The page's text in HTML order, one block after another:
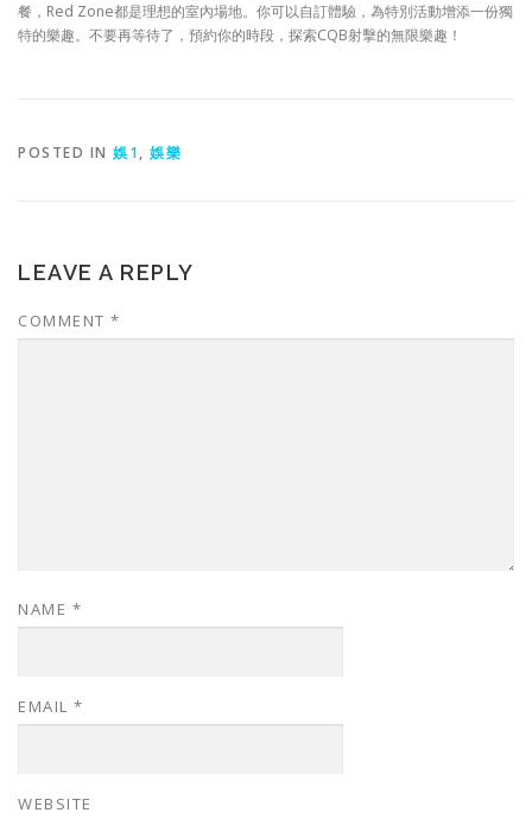
餐，Red Zone都是理想的室內場地。你可以自訂體驗，為特別活動增添一份獨
特的樂趣。不要再等待了，預約你的時段，探索CQB射擊的無限樂趣！
POSTED IN 娛1, 娛樂
LEAVE A REPLY
COMMENT *
NAME *
EMAIL *
WEBSITE